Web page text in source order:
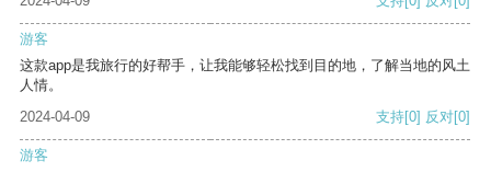
游客
这款app是我旅行的好帮手，让我能够轻松找到目的地，了解当地的风土
人情。
2024-04-09
支持[0] 反对[0]
游客